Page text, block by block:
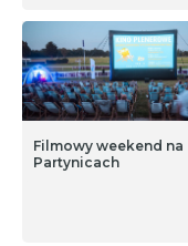
Filmowy weekend na
Partynicach